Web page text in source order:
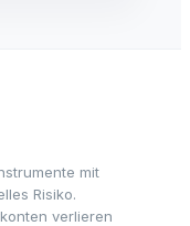
mit
Risiko.
verlieren